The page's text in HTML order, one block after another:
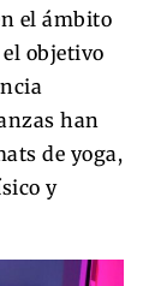
el ámbito
objetivo
han
de yoga,
y